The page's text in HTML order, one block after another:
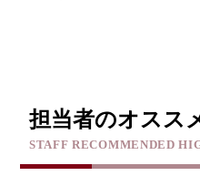
担当者のオスス
STAFF RECOMMENDED